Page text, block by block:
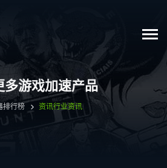
多游戏加速产品
排行榜 资讯行业资讯